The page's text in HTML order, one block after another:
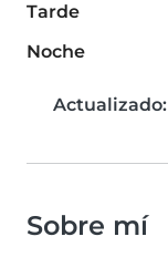
Tarde
Noche
Actualizado:
Sobre mí